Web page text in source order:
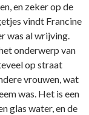
en zeker op de
vindt Francine
was al wrijving.
onderwerp van
op straat
vrouwen, wat
was. Het is een
glas water, en de